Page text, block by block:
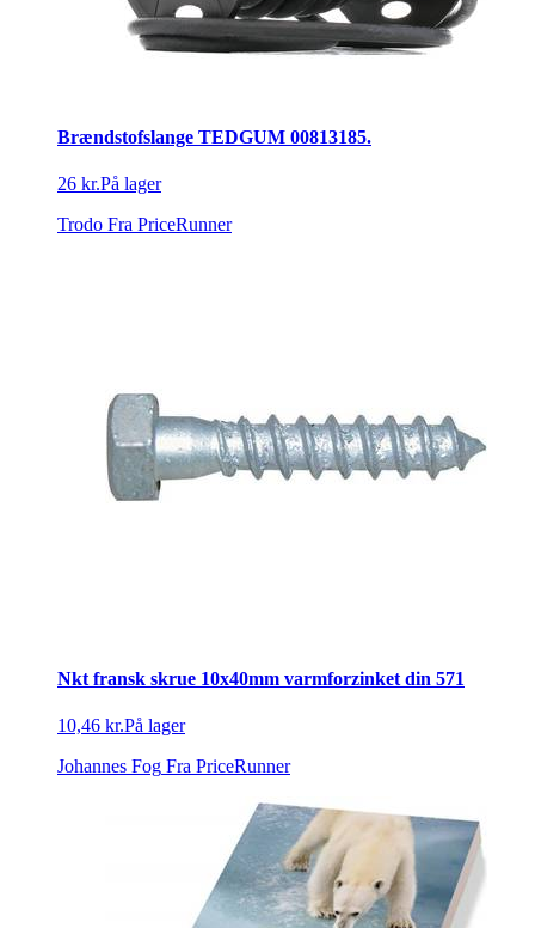
Brændstofslange TEDGUM 00813185.
26 kr.På lager
Trodo Fra PriceRunner
Nkt fransk skrue 10x40mm varmforzinket din 571
10,46 kr.På lager
Johannes Fog Fra PriceRunner